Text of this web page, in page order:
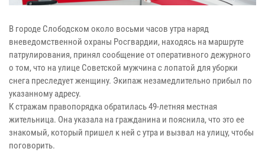
В городе Слободском около восьми часов утра наряд
вневедомственной охраны Росгвардии, находясь на маршруте
патрулирования, принял сообщение от оперативного дежурного
о том, что на улице Советской мужчина с лопатой для уборки
снега преследует женщину. Экипаж незамедлительно прибыл по
указанному адресу.
К стражам правопорядка обратилась 49-летняя местная
жительница. Она указала на гражданина и пояснила, что это ее
знакомый, который пришел к ней с утра и вызвал на улицу, чтобы
поговорить.